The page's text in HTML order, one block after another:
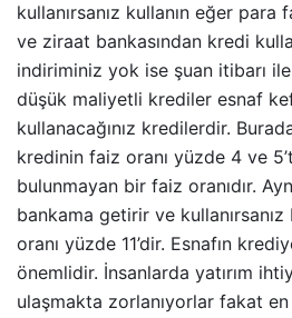
kullanırsanız kullanın eğer
ve ziraat bankasından kredi
indiriminiz yok ise şuan itibarı
düşük maliyetli krediler esnaf
kullanacağınız kredilerdir.
kredinin faiz oranı yüzde 4 ve
bulunmayan bir faiz oranıdır.
bankama getirir ve kullanırsanız
oranı yüzde 11’dir. Esnafın
önemlidir. İnsanlarda yatırım
ulaşmakta zorlanıyorlar fakat